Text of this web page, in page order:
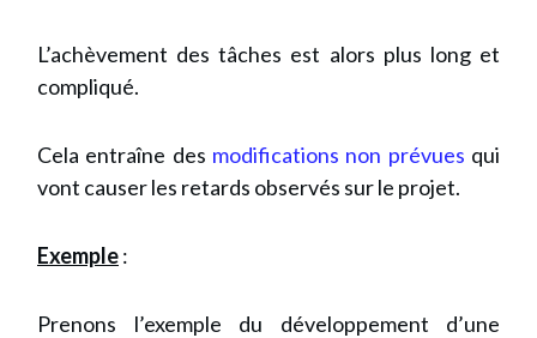
L’achèvement des tâches est alors plus long et
compliqué.
Cela entraîne des modifications non prévues qui
vont causer les retards observés sur le projet.
Exemple:
Prenons l’exemple du développement d’une